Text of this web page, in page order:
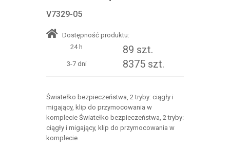
V7329-05
Dostępność produktu:
24 h
89 szt.
3-7 dni 8375 szt.
Światełko bezpieczeństwa, 2 tryby: ciągły i
migający, klip do przymocowania w
komplecie Światełko bezpieczeństwa, 2 tryby:
ciągły i migający, klip do przymocowania w
komplecie